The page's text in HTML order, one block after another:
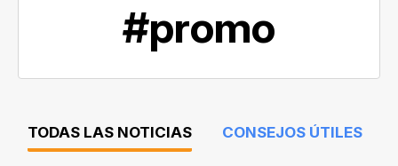
#promo
TODAS LAS NOTICIAS CONSEJOS ÚTILES